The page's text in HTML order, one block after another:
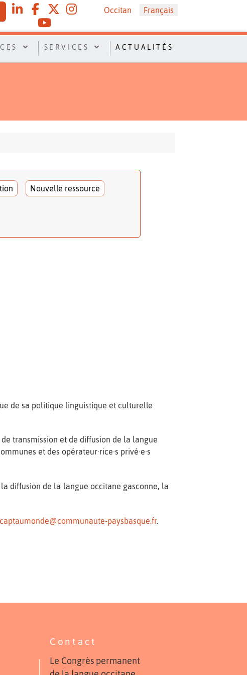
Sélectionnez votre langue
Occitan Français
SERVICES ACTUALITÉS
Nouvelle ressource
de sa politique linguistique et culturelle
transmission et de diffusion de la langue
et des opérateur·rice·s privé·e·s
diffusion de la langue occitane gasconne, la
paysbasque.fr.
Contact
Le Congrès permanent